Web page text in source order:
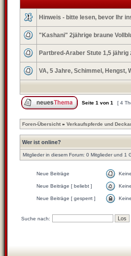
Hinweis - bitte lesen, bevor Ihr
"Kashani" 2jährige braune
Partbred-Araber Stute 1,5 jährig
VA, 5 Jahre, Schimmel, Hengst,
Seite 1 von 1 [ 4
Foren-Übersicht » Verkaufspferde und
Wer ist online?
Mitglieder in diesem Forum: 0 Mitglieder und 1
Neue Beiträge
Neue Beiträge [ beliebt ]
Neue Beiträge [ gesperrt ]
Suche nach: